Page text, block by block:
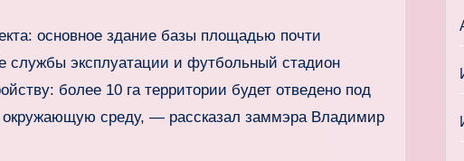
основное здание базы площадью почти
эксплуатации и футбольный стадион
более 10 га территории будет отведено под
окружающую среду, — рассказал заммэра Владимир